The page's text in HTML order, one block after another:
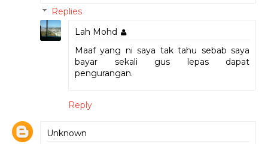
Replies
Lah Mohd
Maaf yang ni saya tak tahu sebab saya
bayar sekali gus lepas dapat
pengurangan.
Reply
Unknown